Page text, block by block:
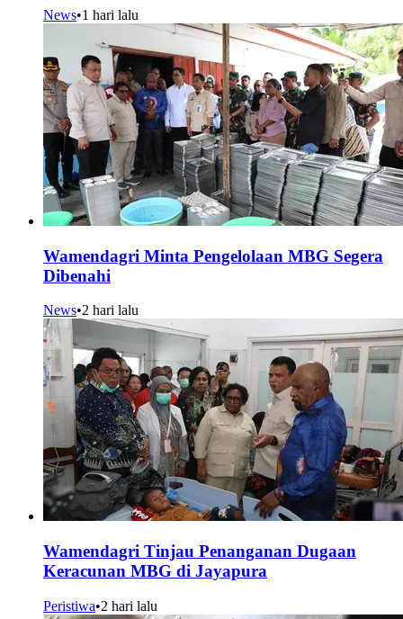
News•1 hari lalu
Wamendagri Minta Pengelolaan MBG Segera
Dibenahi
News•2 hari lalu
Wamendagri Tinjau Penanganan Dugaan
Keracunan MBG di Jayapura
Peristiwa•2 hari lalu